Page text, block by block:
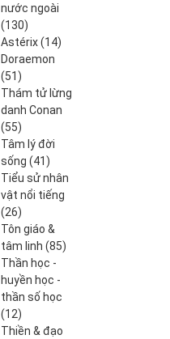
nước ngoài
130130
produits
Astérix 1414
Doraemon
5151
produits
Thám tử lừng
danh Conan
5555
produits
Tâm lý đời
sống
4141
produits
Tiểu sử nhân
vật nổi tiếng
2626
produits
Tôn giáo &
tâm linh 8585
Thần học -
huyền học -
thần số học
1212
produits
Thiền & đạo